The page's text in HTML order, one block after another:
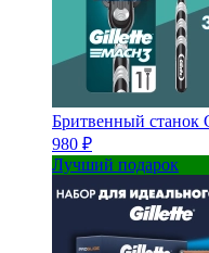
Бритвенный станок
980 ₽
Лучший подарок